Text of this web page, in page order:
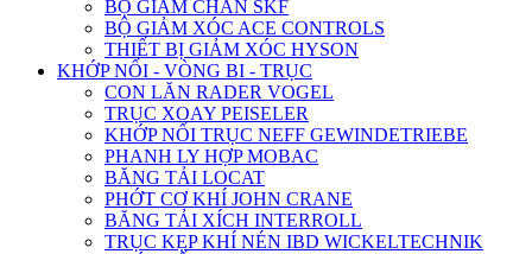
BỘ GIẢM CHẤN SKF
BỘ GIẢM XÓC ACE CONTROLS
THIẾT BỊ GIẢM XÓC HYSON
KHỚP NỐI - VÒNG BI - TRỤC
CON LĂN RADER VOGEL
TRỤC XOAY PEISELER
KHỚP NỐI TRỤC NEFF GEWINDETRIEBE
PHANH LY HỢP MOBAC
BĂNG TẢI LOCAT
PHỚT CƠ KHÍ JOHN CRANE
BĂNG TẢI XÍCH INTERROLL
TRỤC KẸP KHÍ NÉN IBD WICKELTECHNIK